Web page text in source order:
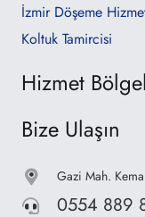
İzmir Döşeme
Koltuk Tamircisi
Hizmet
Bize Ulaşın
Gazi Mah.
0554 889